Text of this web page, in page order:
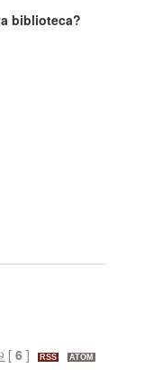
biblioteca?
[6 ] RSS ATOM